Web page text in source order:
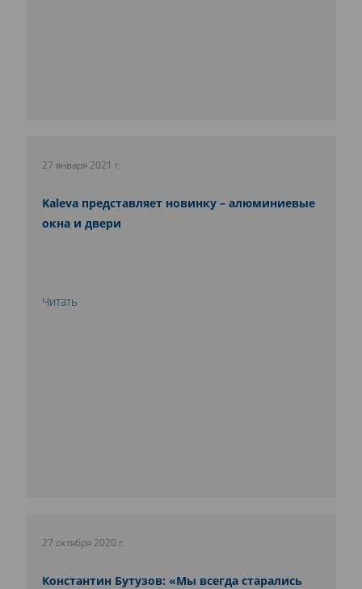
27 января 2021 г.
Kaleva представляет новинку – алюминиевые
окна и двери
Читать
27 октября 2020 г.
Константин Бутузов: «Мы всегда старались